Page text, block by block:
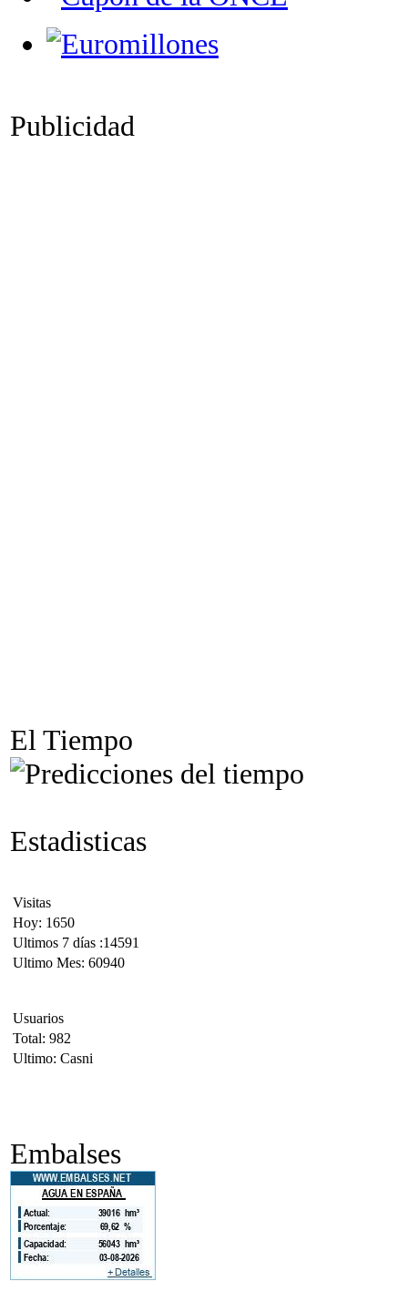
Publicidad
El Tiempo
Estadisticas
Visitas
Hoy: 1650
Ultimos 7 días :14591
Ultimo Mes: 60940
Usuarios
Total: 982
Ultimo: Casni
Embalses